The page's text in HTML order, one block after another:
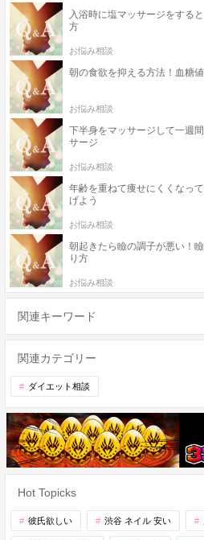
入浴時に塩マッサージをする
方
お悩み相談
朝の食欲を抑える方法！血糖
お悩み相談
下半身をマッサージして一週
サージ
お悩み相談
年齢を重ねて痩せにくくなっ
げよう
お悩み相談
朝起きたら瞼の調子が悪い！
り方
お悩み相談
関連キーワード
関連カテゴリー
ダイエット相談
Hot Topicks
彼氏欲しい 渋谷 ネイル 安い